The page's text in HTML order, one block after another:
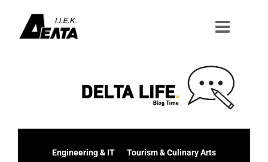
περιεχόμενο
Engineering & IT Tourism & Culinary Arts